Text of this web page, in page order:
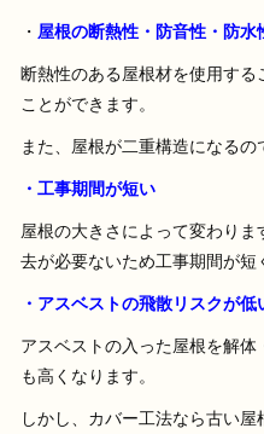
・ 屋根の断熱性・防音性・防水
断熱性のある屋根材を使用す
ことができます。
また、屋根が二重構造になるの
・工事期間が短い
屋根の大きさによって変わり
去が必要ないため工事期間が短
・アスベストの飛散リスクが低
アスベストの入った屋根を解
も高くなります。
しかし、カバー工法なら古い